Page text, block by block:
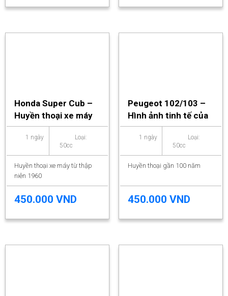
Honda Super Cub –
Huyền thoại xe máy
từ thập niên 1960
1 ngày
Loại:
50cc
Huyền thoại xe máy từ thập
niên 1960
450.000 VND
Peugeot 102/103 –
Hình ảnh tinh tế của
một thời kỳ đô thị
Việt Nam
1 ngày
Loại:
50cc
Huyền thoại gần 100 năm
450.000 VND